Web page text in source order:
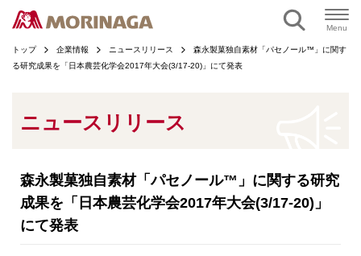
Menu
トップ 企業情報 ニュースリリース
森永製菓独自素材「パセノール™」に関す
る研究成果を「日本農芸化学会2017年大会(3/17-20)」にて発表
ニュースリリース
森永製菓独自素材「パセノール™」に関する研究
成果を「日本農芸化学会2017年大会(3/17-20)」
にて発表